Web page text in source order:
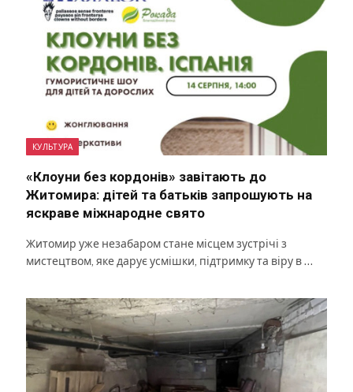
КУЛЬТУРА
«Клоуни без кордонів» завітають до
Житомира: дітей та батьків запрошують на
яскраве міжнародне свято
Житомир уже незабаром стане місцем зустрічі з
мистецтвом, яке дарує усмішки, підтримку та віру в …